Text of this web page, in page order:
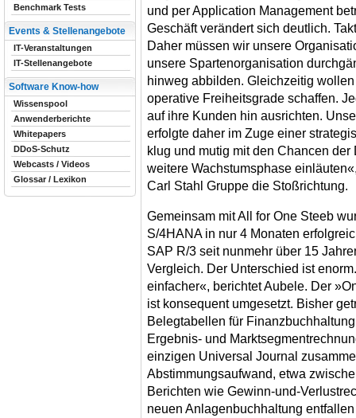
und per Application Management
Geschäft verändert sich deutlich.
Daher müssen wir unsere
unsere Spartenorganisation
hinweg abbilden. Gleichzeitig
operative Freiheitsgrade schaffen.
auf ihre Kunden hin ausrichten.
erfolgte daher im Zuge einer
klug und mutig mit den Chancen
weitere Wachstumsphase
Carl Stahl Gruppe die Stoßrichtung.
Gemeinsam mit All for One Steeb
S/4HANA in nur 4 Monaten
SAP R/3 seit nunmehr über 15
Vergleich. Der Unterschied ist
einfacher«, berichtet Aubele. Der
ist konsequent umgesetzt. Bisher
Belegtabellen für
Ergebnis- und
einzigen Universal Journal
Abstimmungsaufwand, etwa
Berichten wie Gewinn-und-
neuen Anlagenbuchhaltung
Benchmark Tests
Events & Stellenangebote
IT-Veranstaltungen
IT-Stellenangebote
Software Know-how
Wissenspool
Anwenderberichte
Whitepapers
DDoS-Schutz
Webcasts / Videos
Glossar / Lexikon